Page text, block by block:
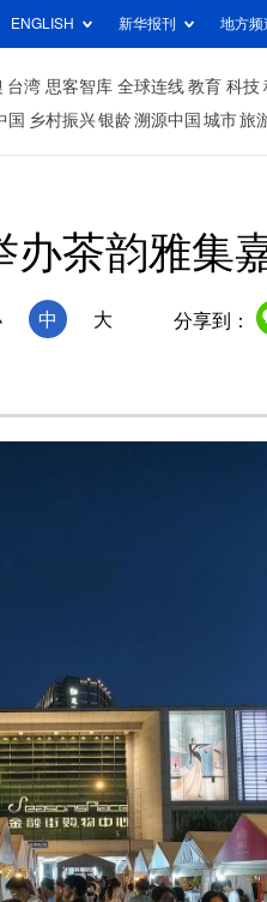
ENGLISH 新华报刊 地方频
台湾 思客智库 全球连线 教育 科技
国 乡村振兴银龄溯源中国 城市旅
办茶韵雅集
中 大 分享到：